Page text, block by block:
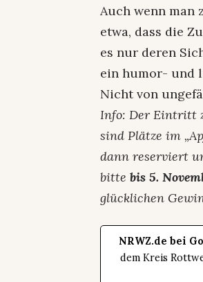
Auch wenn man
etwa, dass die
es nur deren
ein humor- und
Nicht von
Info: Der Eintritt
sind Plätze im
dann reserviert
bittebis 5.
glücklichen
NRWZ.de bei
dem Kreis